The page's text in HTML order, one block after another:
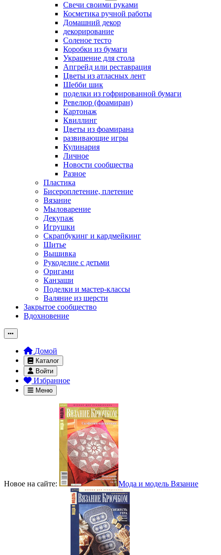
Свечи своими руками
Косметика ручной работы
Домашний декор
декорирование
Соленое тесто
Коробки из бумаги
Украшение для стола
Апгрейд или реставрация
Цветы из атласных лент
Шебби шик
поделки из гофрированной бумаги
Ревелюр (фоамиран)
Картонаж
Квиллинг
Цветы из фоамирана
развивающие игры
Кулинария
Личное
Новости сообщества
Разное
Пластика
Бисероплетение, плетение
Вязание
Мыловарение
Декупаж
Игрушки
Скрапбукинг и кардмейкинг
Шитье
Вышивка
Рукоделие с детьми
Оригами
Канзаши
Поделки и мастер-классы
Валяние из шерсти
Закрытое сообщество
Вдохновение
Домой
Каталог
Войти
Избранное
Меню
Новое на сайте: Мода и модель Вязание